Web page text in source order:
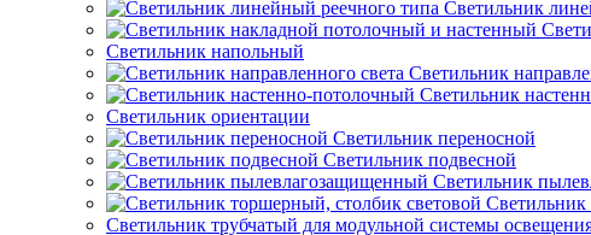
Светильник
Светильник напольный
Светильник
Светильник
Светильник ориентации
Светильник переносной
Светильник подвесной
Светильник
Светильник
Светильник трубчатый для модульной системы